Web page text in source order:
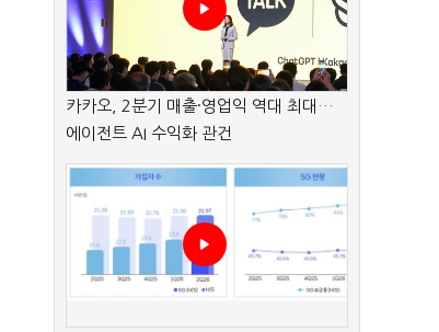
카카오, 2분기 매출·영업익 역대 최대…
에이전트 AI 수익화 관건